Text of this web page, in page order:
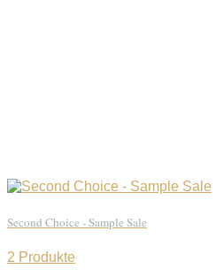
Second Choice - Sample Sale
2 Produkte